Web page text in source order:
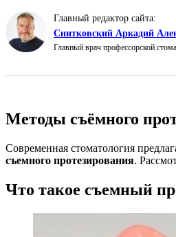
Главный редактор сайта:
Снитковский Аркадий
Главный врач профессорской
Методы съёмного
Современная стоматология
съемного протезирования.
Что такое съемный